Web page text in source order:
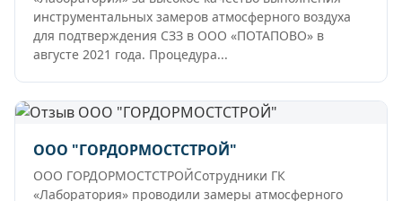
инструментальных замеров атмосферного воздуха
для подтверждения СЗЗ в ООО «ПОТАПОВО» в
августе 2021 года. Процедура...
ООО "ГОРДОРМОСТСТРОЙ"
ООО ГОРДОРМОСТСТРОЙСотрудники ГК
«Лаборатория» проводили замеры атмосферного